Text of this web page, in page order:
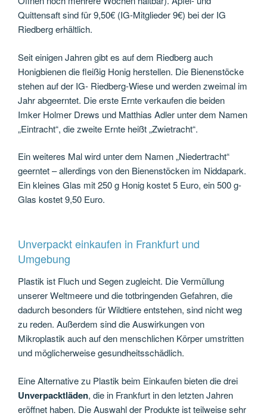
Quittensaft sind für 9,50€ (IG-Mitglieder 9€) bei der IG
Riedberg erhältlich.
Seit einigen Jahren gibt es auf dem Riedberg auch
Honigbienen die fleißig Honig herstellen. Die Bienenstöcke
stehen auf der IG- Riedberg-Wiese und werden zweimal im
Jahr abgeerntet. Die erste Ernte verkaufen die beiden
Imker Holmer Drews und Matthias Adler unter dem Namen
„Eintracht“, die zweite Ernte heißt „Zwietracht“.
Ein weiteres Mal wird unter dem Namen „Niedertracht“
geerntet – allerdings von den Bienenstöcken im Niddapark.
Ein kleines Glas mit 250 g Honig kostet 5 Euro, ein 500 g-
Glas kostet 9,50 Euro.
Unverpackt einkaufen in Frankfurt und
Umgebung
Plastik ist Fluch und Segen zugleicht. Die Vermüllung
unserer Weltmeere und die totbringenden Gefahren, die
dadurch besonders für Wildtiere entstehen, sind nicht weg
zu reden. Außerdem sind die Auswirkungen von
Mikroplastik auch auf den menschlichen Körper umstritten
und möglicherweise gesundheitsschädlich.
Eine Alternative zu Plastik beim Einkaufen bieten die drei
Unverpacktläden, die in Frankfurt in den letzten Jahren
eröffnet haben. Die Auswahl der Produkte ist teilweise sehr